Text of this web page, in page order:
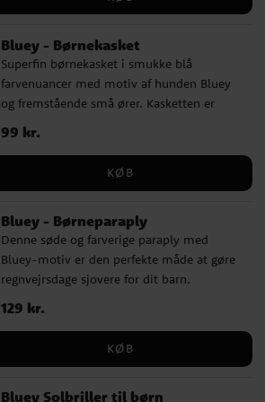
design med Bluey bliver denne paraply
tv-serien.
Bluey - Børnekasket
Superfin børnekasket i smukke blå
farvenuancer med motiv af hunden Bluey
og fremstående små ører. Kasketten er
Kasketten har en omkreds på 53 cm og kan
regel passer til børn i alderen ca. 4 til 6 år.
Pris :99 kr.
99 kr.
KØB
Bluey - Børneparaply
Denne søde og farverige paraply med
Bluey-motiv er den perfekte måde at gøre
regnvejrsdage sjovere for dit barn.
Paraplyen har en diameter på cirka 71 cm
og er lavet af slidstærkt PoE og glasfiber.
sit flotte design med Bluey bliver denne
fans af tv-serien.
Pris :129 kr.
129 kr.
KØB
Bluey Solbriller til børn